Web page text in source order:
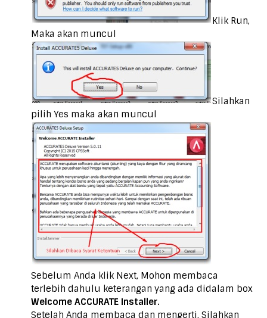
Klik Run,
Maka akan muncul
Silahkan
pilih Yes maka akan muncul
Sebelum Anda klik Next, Mohon membaca
terlebih dahulu keterangan yang ada didalam box
Welcome ACCURATE Installer.
Setelah Anda membaca dan mengerti, Silahkan